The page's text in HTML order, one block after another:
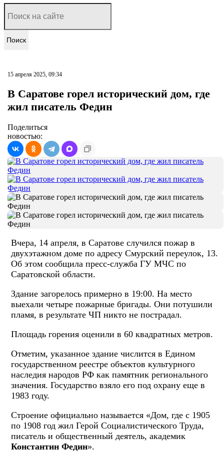
Поиск
15 апреля 2025, 09:34
В Саратове горел исторический дом, где
жил писатель Федин
Поделиться
новостью:
Вчера, 14 апреля, в Саратове случился пожар в
двухэтажном доме по адресу Смурский переулок, 13.
Об этом сообщила пресс-служба ГУ МЧС по
Саратовской области.
Здание загорелось примерно в 19:00. На место
выехали четыре пожарные бригады. Они потушили
пламя, в результате ЧП никто не пострадал.
Площадь горения оценили в 60 квадратных метров.
Отметим, указанное здание числится в Едином
государственном реестре объектов культурного
наследия народов РФ как памятник регионального
значения. Государство взяло его под охрану еще в
1983 году.
Строение официально называется «Дом, где с 1905
по 1908 год жил Герой Социалистического Труда,
писатель и общественный деятель, академик
Константин Федин».